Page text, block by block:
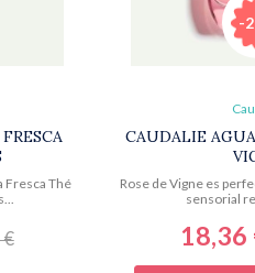
Fresca Thé
€
-
CAUDALIE
Rose de Vigne es
sensorial